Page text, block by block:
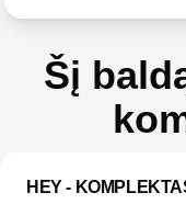
Šį
HEY -